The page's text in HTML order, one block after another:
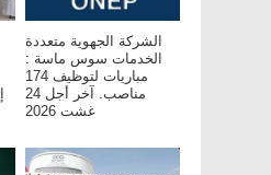
الشركة الجهوية متعددة
الخدمات سوس ماسة :
مباريات لتوظيف 174
مناصب. آخر أجل 24
غشت 2026